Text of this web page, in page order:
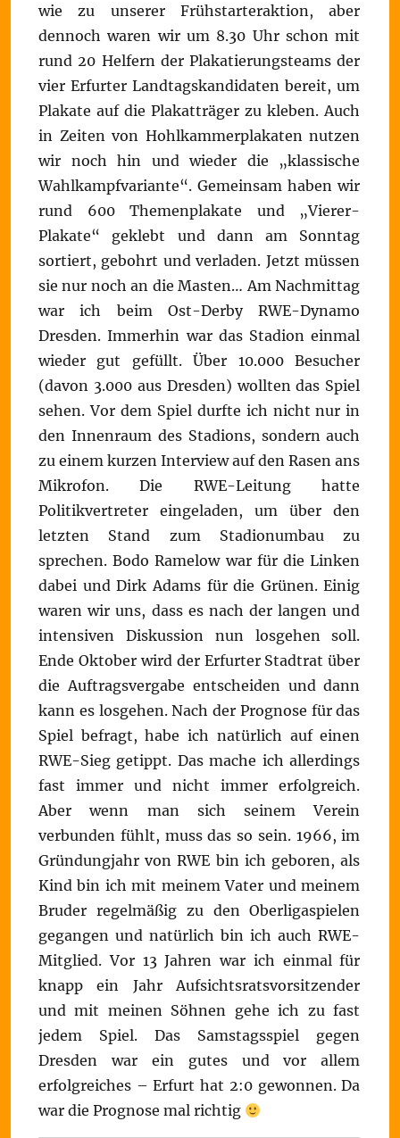
wie zu unserer Frühstarteraktion, aber
dennoch waren wir um 8.30 Uhr schon mit
rund 20 Helfern der Plakatierungsteams der
vier Erfurter Landtagskandidaten bereit, um
Plakate auf die Plakatträger zu kleben. Auch
in Zeiten von Hohlkammerplakaten nutzen
wir noch hin und wieder die „klassische
Wahlkampfvariante“. Gemeinsam haben wir
rund 600 Themenplakate und „Vierer-
Plakate“ geklebt und dann am Sonntag
sortiert, gebohrt und verladen. Jetzt müssen
sie nur noch an die Masten… Am Nachmittag
war ich beim Ost-Derby RWE-Dynamo
Dresden. Immerhin war das Stadion einmal
wieder gut gefüllt. Über 10.000 Besucher
(davon 3.000 aus Dresden) wollten das Spiel
sehen. Vor dem Spiel durfte ich nicht nur in
den Innenraum des Stadions, sondern auch
zu einem kurzen Interview auf den Rasen ans
Mikrofon. Die RWE-Leitung hatte
Politikvertreter eingeladen, um über den
letzten Stand zum Stadionumbau zu
sprechen. Bodo Ramelow war für die Linken
dabei und Dirk Adams für die Grünen. Einig
waren wir uns, dass es nach der langen und
intensiven Diskussion nun losgehen soll.
Ende Oktober wird der Erfurter Stadtrat über
die Auftragsvergabe entscheiden und dann
kann es losgehen. Nach der Prognose für das
Spiel befragt, habe ich natürlich auf einen
RWE-Sieg getippt. Das mache ich allerdings
fast immer und nicht immer erfolgreich.
Aber wenn man sich seinem Verein
verbunden fühlt, muss das so sein. 1966, im
Gründungjahr von RWE bin ich geboren, als
Kind bin ich mit meinem Vater und meinem
Bruder regelmäßig zu den Oberligaspielen
gegangen und natürlich bin ich auch RWE-
Mitglied. Vor 13 Jahren war ich einmal für
knapp ein Jahr Aufsichtsratsvorsitzender
und mit meinen Söhnen gehe ich zu fast
jedem Spiel. Das Samstagsspiel gegen
Dresden war ein gutes und vor allem
erfolgreiches – Erfurt hat 2:0 gewonnen. Da
war die Prognose mal richtig